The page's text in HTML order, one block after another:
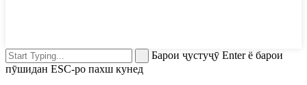
Барои ҷустуҷӯ Enter ё барои
пӯшидан ESC-ро пахш кунед